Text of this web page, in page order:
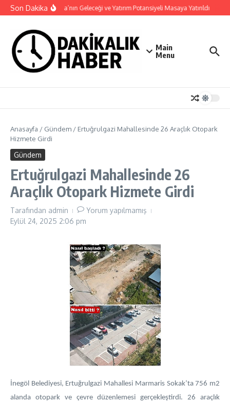
İçeriğe atla
Son DakikaHaymana’nın Geleceği ve Yatırım Potansiyeli Masaya Yatırıldı
Main
Menu
Anasayfa / Gündem / Ertuğrulgazi Mahallesinde 26 Araçlık Otopark
Hizmete Girdi
Gündem
Ertuğrulgazi Mahallesinde 26
Araçlık Otopark Hizmete Girdi
Tarafından admin
Yorum yapılmamış
Eylül 24, 2025 2:06 pm
İnegöl Belediyesi, Ertuğrulgazi Mahallesi Marmaris Sokak’ta 756 m2
alanda otopark ve çevre düzenlemesi gerçekleştirdi. 26 araçlık